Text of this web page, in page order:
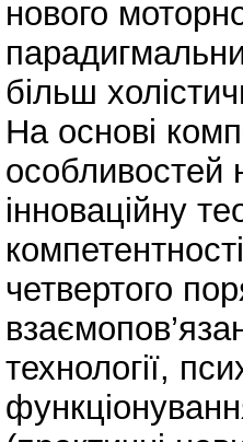
нового
більш
На основі
особливостей
інноваційну
четвертого
технології,